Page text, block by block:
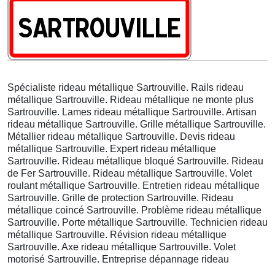
Spécialiste rideau métallique Sartrouville. Rails rideau
métallique Sartrouville. Rideau métallique ne monte plus
Sartrouville. Lames rideau métallique Sartrouville. Artisan
rideau métallique Sartrouville. Grille métallique Sartrouville.
Métallier rideau métallique Sartrouville. Devis rideau
métallique Sartrouville. Expert rideau métallique
Sartrouville. Rideau métallique bloqué Sartrouville. Rideau
de Fer Sartrouville. Rideau métallique Sartrouville. Volet
roulant métallique Sartrouville. Entretien rideau métallique
Sartrouville. Grille de protection Sartrouville. Rideau
métallique coincé Sartrouville. Problème rideau métallique
Sartrouville. Porte métallique Sartrouville. Technicien rideau
métallique Sartrouville. Révision rideau métallique
Sartrouville. Axe rideau métallique Sartrouville. Volet
motorisé Sartrouville. Entreprise dépannage rideau